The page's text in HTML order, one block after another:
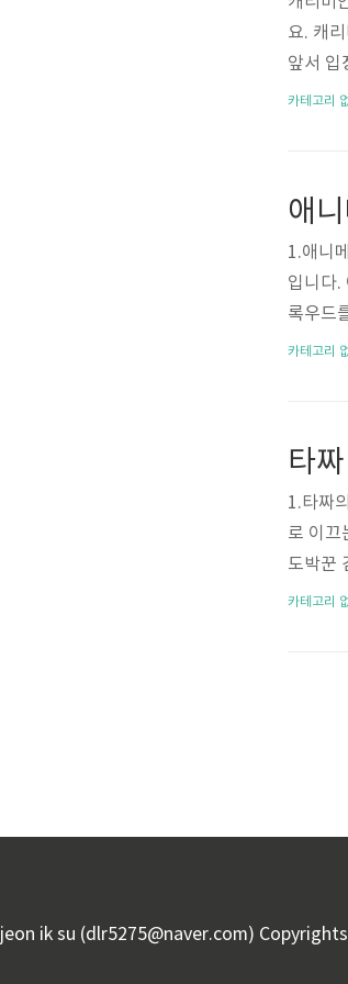
요. 캐
앞서 입
포스트
두고온
카테고리
1.애니
입니다.
록우드
류의 음
니다.
카테고리
1.타짜
로 이끄
도박꾼
한 사냥
복잡
마들
카테고리
jeon ik su (dlr5275@naver.com)